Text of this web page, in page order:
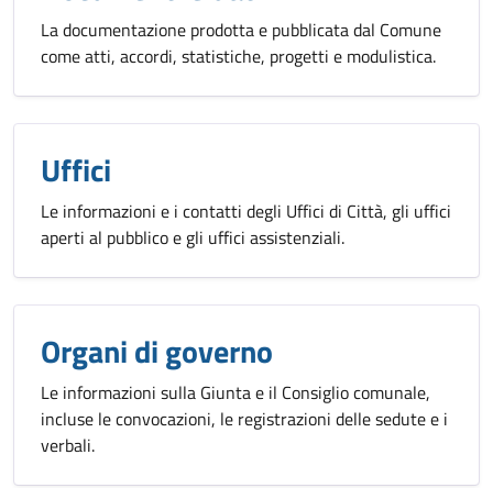
La documentazione prodotta e pubblicata dal Comune
come atti, accordi, statistiche, progetti e modulistica.
Uffici
Le informazioni e i contatti degli Uffici di Città, gli uffici
aperti al pubblico e gli uffici assistenziali.
Organi di governo
Le informazioni sulla Giunta e il Consiglio comunale,
incluse le convocazioni, le registrazioni delle sedute e i
verbali.